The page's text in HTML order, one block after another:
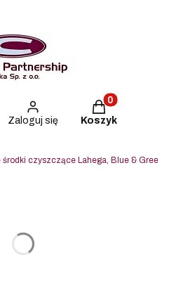
wyszukiwarkę
Zaloguj się
Produkty w
Koszyk
środki czyszczące Lahega, Blue & Green